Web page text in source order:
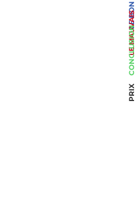
LE BON
LE MAUVAIS
CONCLUSION
PRIX